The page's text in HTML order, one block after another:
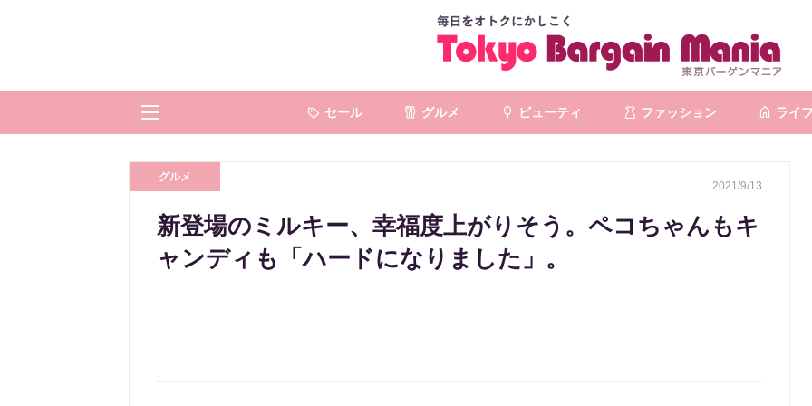
セール グルメ ビューティ ファッション ライフ
グルメ
2021/9/13
新登場のミルキー、幸福度上がりそう。ペコちゃんもキ
ャンディも「ハードになりました」。